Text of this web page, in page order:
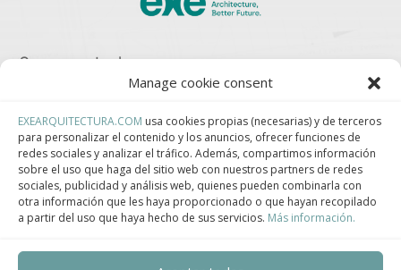
Manage cookie consent
EXEARQUITECTURA.COM usa cookies propias (necesarias) y de terceros
para personalizar el contenido y los anuncios, ofrecer funciones de
redes sociales y analizar el tráfico. Además, compartimos información
sobre el uso que haga del sitio web con nuestros partners de redes
sociales, publicidad y análisis web, quienes pueden combinarla con
otra información que les haya proporcionado o que hayan recopilado
a partir del uso que haya hecho de sus servicios. Más información.
Asociación Española de Construcción Industrializada.